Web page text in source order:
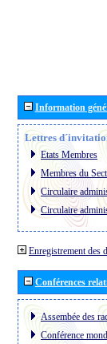
Information
Lettres
Etats Membres
Membres du
Circulaire
Circulaire
Enregistrement des
Conférences
Assembée des
Conférence